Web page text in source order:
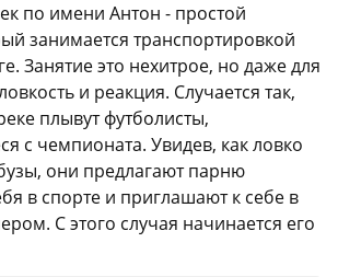
по имени Антон - простой
занимается транспортировкой
Занятие это нехитрое, но даже для
и реакция. Случается так,
плывут футболисты,
с чемпионата. Увидев, как ловко
они предлагают парню
в спорте и приглашают к себе в
С этого случая начинается его